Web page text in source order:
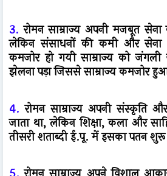
3. रोमन साम्राज्य अपनी मजबूत
लेकिन संसाधनों की कमी और सेना
कमजोर हो गयी साम्राज्य को
झेलना पड़ा जिससे साम्राज्य कमजोर
4.रोमन साम्राज्य अपनी संस्कृति
जाता था, लेकिन शिक्षा, कला और
तीसरी शताब्दी ई.पू. में इसका पतन शुरू